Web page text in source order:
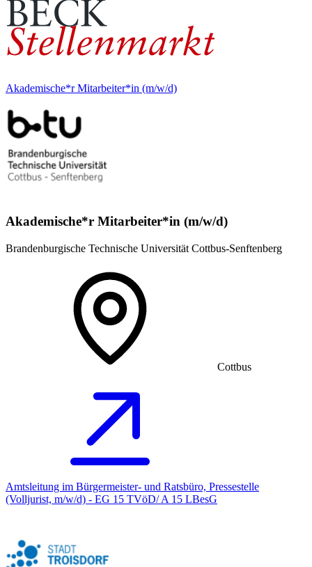
Akademische*r Mitarbeiter*in (m/w/d)
Akademische*r Mitarbeiter*in (m/w/d)
Brandenburgische Technische Universität Cottbus-Senftenberg
Cottbus
Amtsleitung im Bürgermeister- und Ratsbüro, Pressestelle
(Volljurist, m/w/d) - EG 15 TVöD/ A 15 LBesG